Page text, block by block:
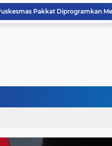
Pakkat Diprogramkan